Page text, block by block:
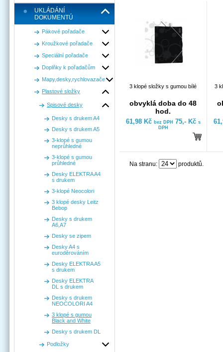
UKLÁDÁNÍ
DOKUMENTÚ
Pákové pořadače
Kroužkové pořadače
Speciální pořadače
Doplňky k pořadačům
Mapy,desky,rychlovazače
Plastové složky
Spisové desky
Desky s drukem A4
Desky s drukem A5
3-klopé s gumou
neprůhledné
3-klopé s gumou
průhledné
Desky ELEKTRA A4
s drukem
3-klopé Neocolori
3 klopé desky Leitz
Bebop
Desky s drukem
A6,A7
Desky se zipem
Desky A4 s
euroděrováním
Desky ELEKTRA A5
s drukem
Desky ELEKTRA
DL s drukem
Desky s drukem
NEOCOLORI A4
3 klopé s gumou
Black and White
Desky s drukem DL
Podložky
3 klopé složky s gumou bílé
obvyklá doba do 48
hod.
61,98 Kč bez DPH 75,- Kč s
DPH
3
Na stranu: produktů.